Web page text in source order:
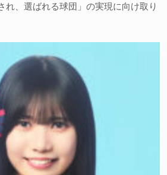
れ、選ばれる球団」の実現に向け取り